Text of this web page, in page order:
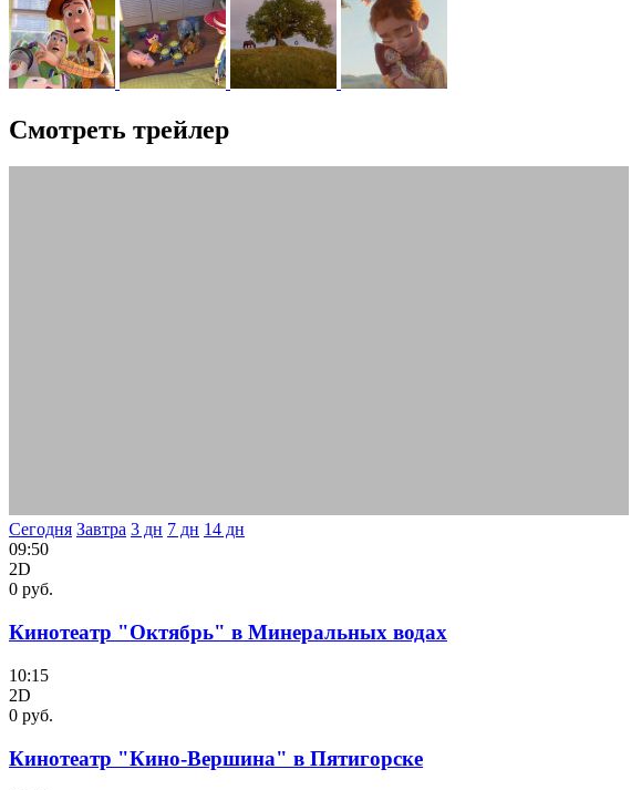
Смотреть трейлер
Сегодня Завтра 3 дн 7 дн 14 дн
09:50
2D
0 руб.
Кинотеатр "Октябрь" в Минеральных водах
10:15
2D
0 руб.
Кинотеатр "Кино-Вершина" в Пятигорске